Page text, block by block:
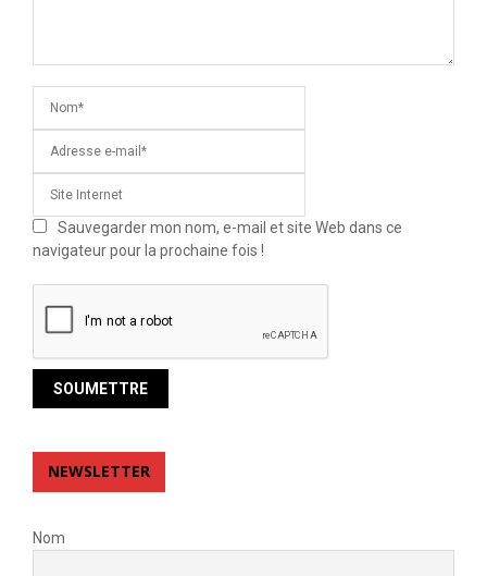
Sauvegarder mon nom, e-mail et site Web dans ce
navigateur pour la prochaine fois !
NEWSLETTER
Nom